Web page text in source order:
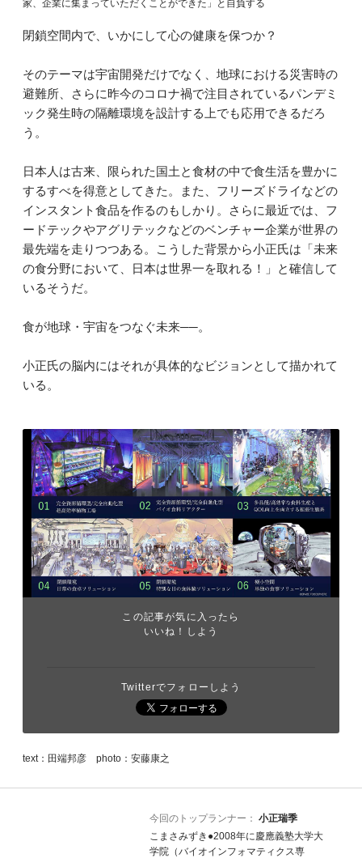
家、企業に集まっていただくことができた」と自負する
閉鎖空間内で、いかにして心の健康を保つか？
そのテーマは宇宙開発だけでなく、地球における災害時の
避難所、さらに昨今のコロナ禍で注目されているパンデミ
ック発生時の隔離環境を設計する上でも応用できるだろ
う。
日本人は古来、限られた国土と食材の中で食生活を豊かに
するすべを得意としてきた。また、フリーズドライなどの
インスタント食品を作るのもしかり。さらに最近では、フ
ードテックやアグリテックなどのベンチャー企業が世界の
最先端を走りつつある。こうした背景から小正氏は「未来
の食分野において、日本は世界一を取れる！」と確信して
いるそうだ。
食が地球・宇宙をつなぐ未来──。
小正氏の脳内にはそれが具体的なビジョンとして描かれて
いる。
この記事が気に入ったら
いいね！しよう
Twitterでフォローしよう
text：田端邦彦 photo：安藤康之
今回のトップランナー： 小正瑞季
こまさみずき●2008年に慶應義塾大学大
学院（バイオインフォマティクス専